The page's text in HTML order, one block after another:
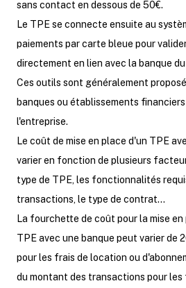
sans contact en dessous de 50€.
Le TPE se connecte ensuite au
paiements par carte bleue pour
directement en lien avec la banque
Ces outils sont généralement
banques ou établissements
l'entreprise.
Le coût de mise en place d'un TPE
varier en fonction de plusieurs
type de TPE, les fonctionnalités
transactions, le type de contrat…
La fourchette de coût pour la mise
TPE avec une banque peut varier de
pour les frais de location ou
du montant des transactions pour